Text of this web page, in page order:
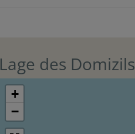
Lage des Domizils
+
−